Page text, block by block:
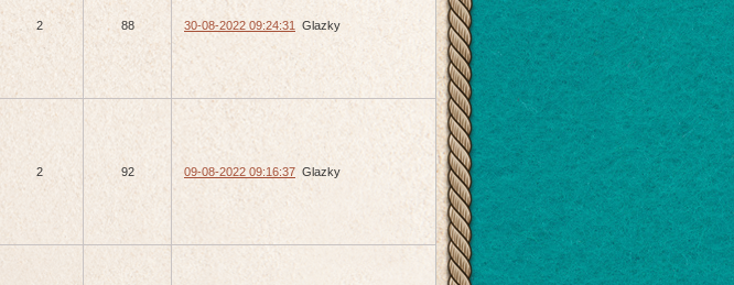
2 88 30-08-2022 09:24:31 Glazky
2 92 09-08-2022 09:16:37 Glazky